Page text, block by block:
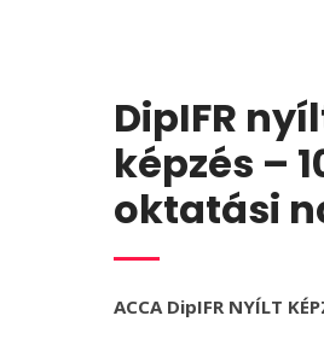
DipIFR
képzés –
oktatási
ACCA DipIFR NYÍLT